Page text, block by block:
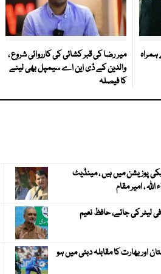
میر رضا کی قبر کشائی کی کارروائی شروع ،
والدین کے ڈی این اے سیمپل بھی لینے
کا فیصلہ
پوزیشن میں ہیں ، مینڈیٹ
، امیر مقام
228 روپے فی لیٹر کی جائے، حافظ نعیم
کپ 2026، پاکستان اور بھارت کا مقابلہ دبئی میں ہو